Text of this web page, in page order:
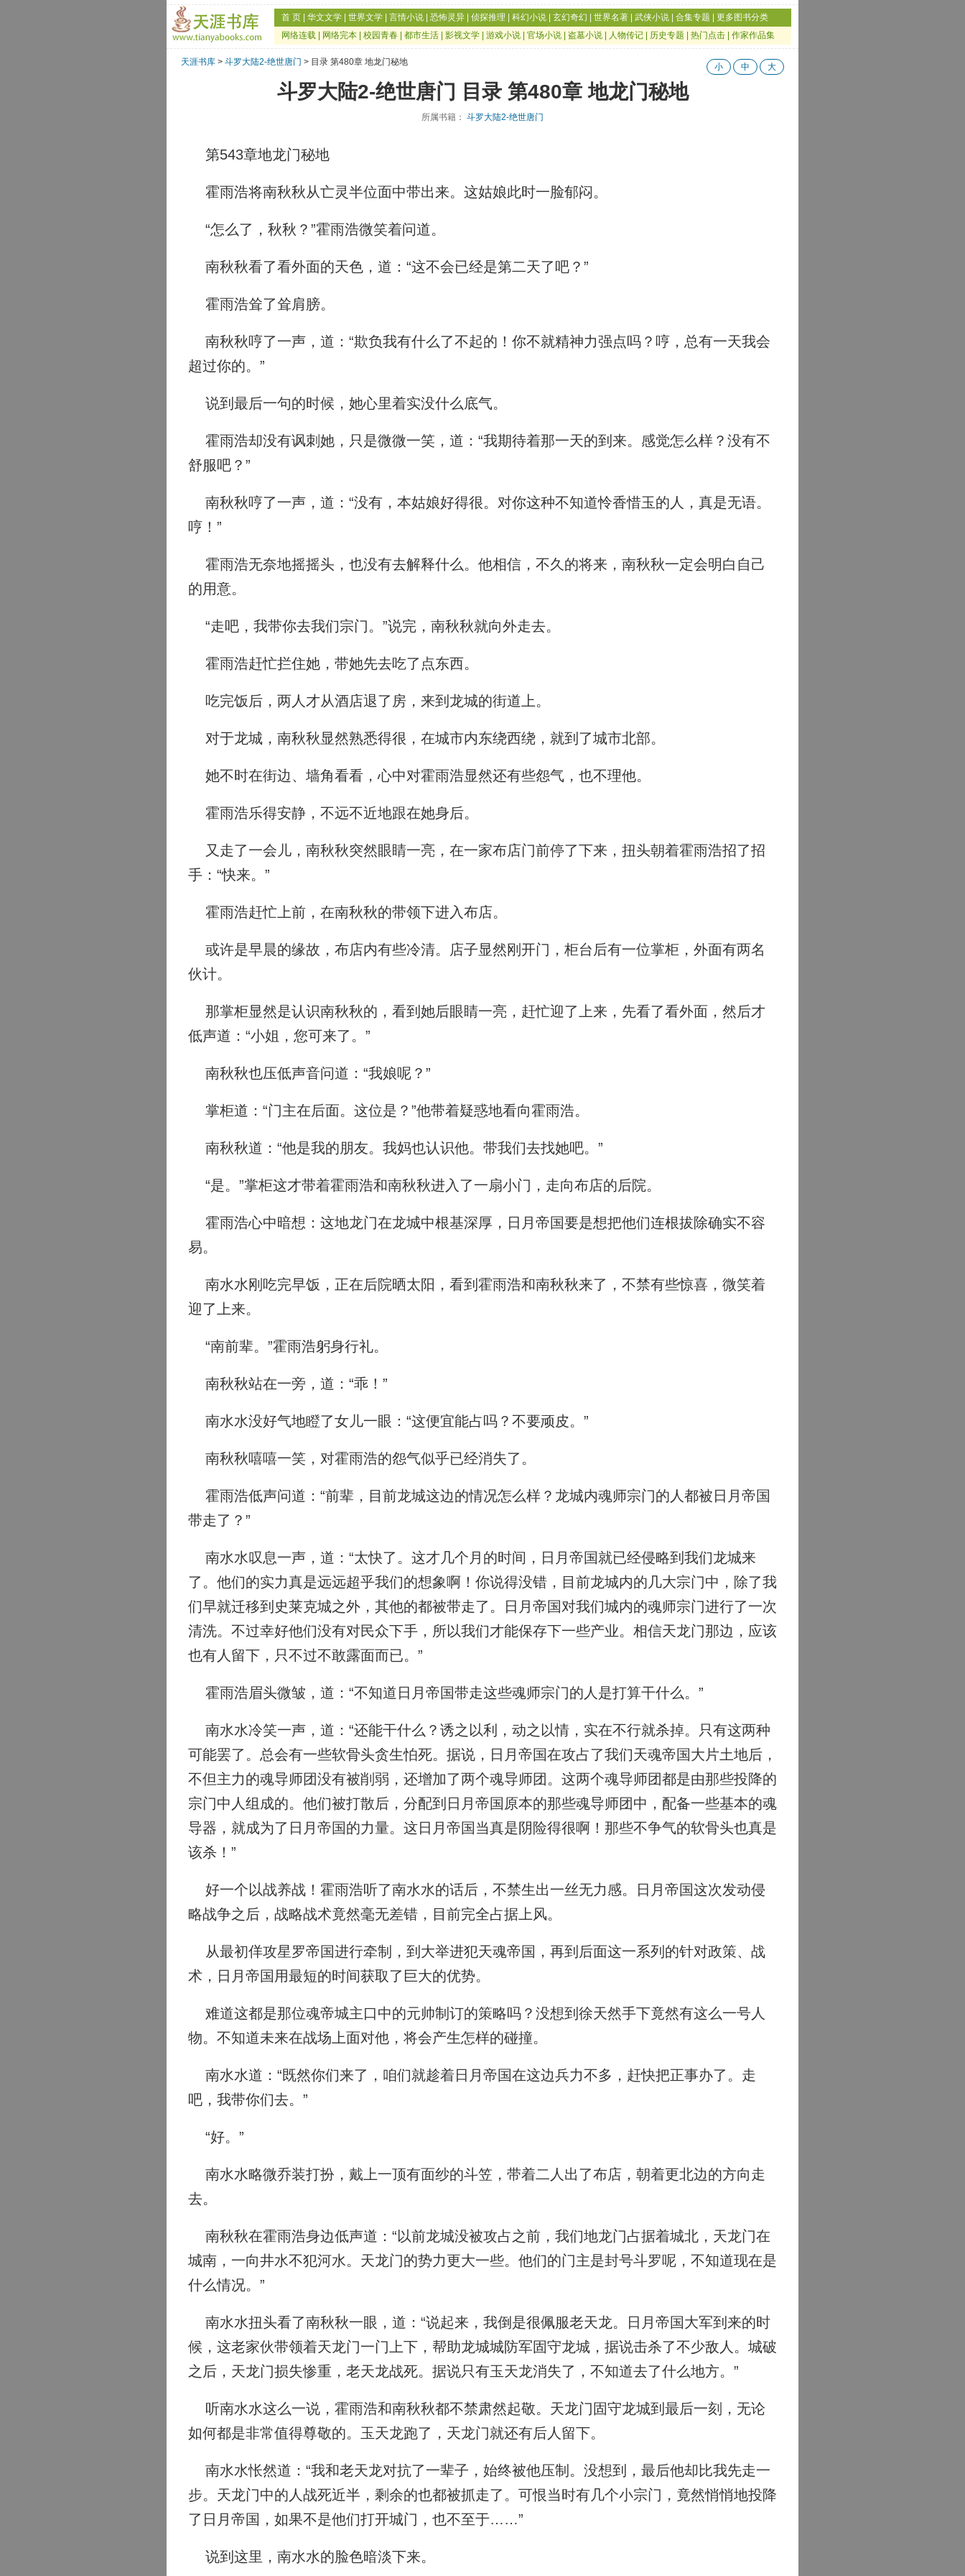
首 页 华文文学 世界文学 言情小说 恐怖灵异 侦探推理 科幻小说 玄幻奇幻 世界名著 武侠小说 合集专题
更多图书分类
网络连载
网络完本 校园青春 都市生活 影视文学 游戏小说 官场小说 盗墓小说 人物传记 历史专题 热门点击 作家作品集
天涯书库 > 斗罗大陆2-绝世唐门 > 目录 第480章 地龙门秘地 小 中 大
斗罗大陆2-绝世唐门 目录 第480章 地龙门秘地
所属书籍： 斗罗大陆2-绝世唐门
第543章地龙门秘地
霍雨浩将南秋秋从亡灵半位面中带出来。这姑娘此时一脸郁闷。
“怎么了，秋秋？”霍雨浩微笑着问道。
南秋秋看了看外面的天色，道：“这不会已经是第二天了吧？”
霍雨浩耸了耸肩膀。
南秋秋哼了一声，道：“欺负我有什么了不起的！你不就精神力强点吗？哼，总有一天我会
超过你的。”
说到最后一句的时候，她心里着实没什么底气。
霍雨浩却没有讽刺她，只是微微一笑，道：“我期待着那一天的到来。感觉怎么样？没有不
舒服吧？”
南秋秋哼了一声，道：“没有，本姑娘好得很。对你这种不知道怜香惜玉的人，真是无语。
哼！”
霍雨浩无奈地摇摇头，也没有去解释什么。他相信，不久的将来，南秋秋一定会明白自己
的用意。
“走吧，我带你去我们宗门。”说完，南秋秋就向外走去。
霍雨浩赶忙拦住她，带她先去吃了点东西。
吃完饭后，两人才从酒店退了房，来到龙城的街道上。
对于龙城，南秋秋显然熟悉得很，在城市内东绕西绕，就到了城市北部。
她不时在街边、墙角看看，心中对霍雨浩显然还有些怨气，也不理他。
霍雨浩乐得安静，不远不近地跟在她身后。
又走了一会儿，南秋秋突然眼睛一亮，在一家布店门前停了下来，扭头朝着霍雨浩招了招
手：“快来。”
霍雨浩赶忙上前，在南秋秋的带领下进入布店。
或许是早晨的缘故，布店内有些冷清。店子显然刚开门，柜台后有一位掌柜，外面有两名
伙计。
那掌柜显然是认识南秋秋的，看到她后眼睛一亮，赶忙迎了上来，先看了看外面，然后才
低声道：“小姐，您可来了。”
南秋秋也压低声音问道：“我娘呢？”
掌柜道：“门主在后面。这位是？”他带着疑惑地看向霍雨浩。
南秋秋道：“他是我的朋友。我妈也认识他。带我们去找她吧。”
“是。”掌柜这才带着霍雨浩和南秋秋进入了一扇小门，走向布店的后院。
霍雨浩心中暗想：这地龙门在龙城中根基深厚，日月帝国要是想把他们连根拔除确实不容
易。
南水水刚吃完早饭，正在后院晒太阳，看到霍雨浩和南秋秋来了，不禁有些惊喜，微笑着
迎了上来。
“南前辈。”霍雨浩躬身行礼。
南秋秋站在一旁，道：“乖！”
南水水没好气地瞪了女儿一眼：“这便宜能占吗？不要顽皮。”
南秋秋嘻嘻一笑，对霍雨浩的怨气似乎已经消失了。
霍雨浩低声问道：“前辈，目前龙城这边的情况怎么样？龙城内魂师宗门的人都被日月帝国
带走了？”
南水水叹息一声，道：“太快了。这才几个月的时间，日月帝国就已经侵略到我们龙城来
了。他们的实力真是远远超乎我们的想象啊！你说得没错，目前龙城内的几大宗门中，除了我
们早就迁移到史莱克城之外，其他的都被带走了。日月帝国对我们城内的魂师宗门进行了一次
清洗。不过幸好他们没有对民众下手，所以我们才能保存下一些产业。相信天龙门那边，应该
也有人留下，只不过不敢露面而已。”
霍雨浩眉头微皱，道：“不知道日月帝国带走这些魂师宗门的人是打算干什么。”
南水水冷笑一声，道：“还能干什么？诱之以利，动之以情，实在不行就杀掉。只有这两种
可能罢了。总会有一些软骨头贪生怕死。据说，日月帝国在攻占了我们天魂帝国大片土地后，
不但主力的魂导师团没有被削弱，还增加了两个魂导师团。这两个魂导师团都是由那些投降的
宗门中人组成的。他们被打散后，分配到日月帝国原本的那些魂导师团中，配备一些基本的魂
导器，就成为了日月帝国的力量。这日月帝国当真是阴险得很啊！那些不争气的软骨头也真是
该杀！”
好一个以战养战！霍雨浩听了南水水的话后，不禁生出一丝无力感。日月帝国这次发动侵
略战争之后，战略战术竟然毫无差错，目前完全占据上风。
从最初佯攻星罗帝国进行牵制，到大举进犯天魂帝国，再到后面这一系列的针对政策、战
术，日月帝国用最短的时间获取了巨大的优势。
难道这都是那位魂帝城主口中的元帅制订的策略吗？没想到徐天然手下竟然有这么一号人
物。不知道未来在战场上面对他，将会产生怎样的碰撞。
南水水道：“既然你们来了，咱们就趁着日月帝国在这边兵力不多，赶快把正事办了。走
吧，我带你们去。”
“好。”
南水水略微乔装打扮，戴上一顶有面纱的斗笠，带着二人出了布店，朝着更北边的方向走
去。
南秋秋在霍雨浩身边低声道：“以前龙城没被攻占之前，我们地龙门占据着城北，天龙门在
城南，一向井水不犯河水。天龙门的势力更大一些。他们的门主是封号斗罗呢，不知道现在是
什么情况。”
南水水扭头看了南秋秋一眼，道：“说起来，我倒是很佩服老天龙。日月帝国大军到来的时
候，这老家伙带领着天龙门一门上下，帮助龙城城防军固守龙城，据说击杀了不少敌人。城破
之后，天龙门损失惨重，老天龙战死。据说只有玉天龙消失了，不知道去了什么地方。”
听南水水这么一说，霍雨浩和南秋秋都不禁肃然起敬。天龙门固守龙城到最后一刻，无论
如何都是非常值得尊敬的。玉天龙跑了，天龙门就还有后人留下。
南水水怅然道：“我和老天龙对抗了一辈子，始终被他压制。没想到，最后他却比我先走一
步。天龙门中的人战死近半，剩余的也都被抓走了。可恨当时有几个小宗门，竟然悄悄地投降
了日月帝国，如果不是他们打开城门，也不至于……”
说到这里，南水水的脸色暗淡下来。